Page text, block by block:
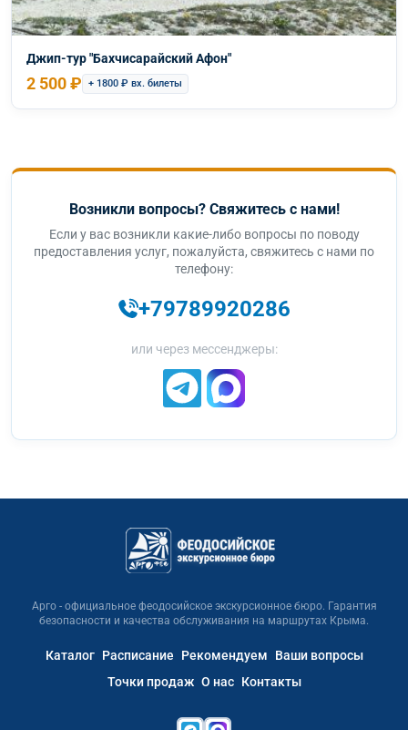
Джип-тур "Бахчисарайский Афон"
2 500 ₽ + 1800 ₽ вх. билеты
Возникли вопросы? Свяжитесь с нами!
Если у вас возникли какие-либо вопросы по поводу
предоставления услуг, пожалуйста, свяжитесь с нами по
телефону:
+79789920286
или через мессенджеры:
Арго - официальное феодосийское экскурсионное бюро. Гарантия
безопасности и качества обслуживания на маршрутах Крыма.
Каталог Расписание Рекомендуем
Ваши вопросы
Точки продаж О нас Контакты